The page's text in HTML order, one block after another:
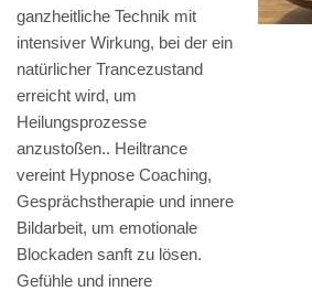
ganzheitliche Technik mit
intensiver Wirkung, bei der ein
natürlicher Trancezustand
erreicht wird, um
Heilungsprozesse
anzustoßen.. Heiltrance
vereint Hypnose Coaching,
Gesprächstherapie und innere
Bildarbeit, um emotionale
Blockaden sanft zu lösen.
Gefühle und innere